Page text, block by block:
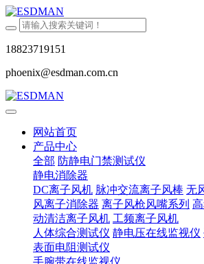
18823719151
phoenix@esdman.com.cn
网站首页
产品中心
全部 防静电门禁测试仪
静电消除器
DC离子风机 脉冲交流离子风棒 无
风离子消除器 离子风枪风嘴系列
动清洁离子风机 工频离子风机
人体综合测试仪 静电压在线监视仪
表面电阻测试仪
手腕带在线监视仪